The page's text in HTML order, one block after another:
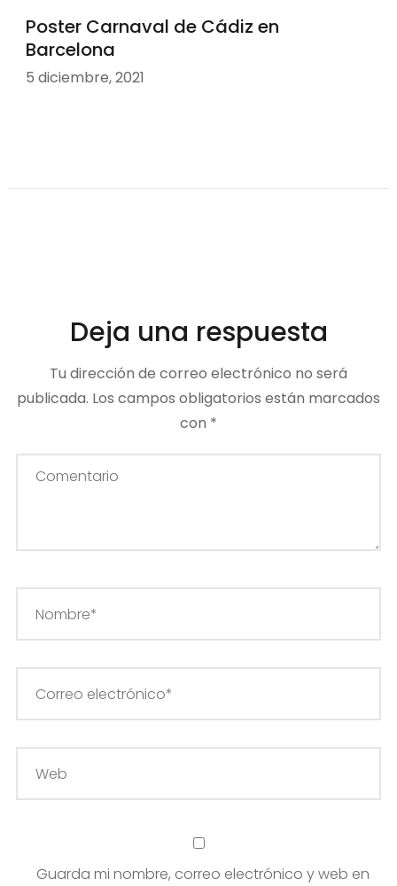
Poster Carnaval de Cádiz en
Barcelona
5 diciembre, 2021
Deja una respuesta
Tu dirección de correo electrónico no será
publicada. Los campos obligatorios están marcados
con *
Guarda mi nombre, correo electrónico y web en